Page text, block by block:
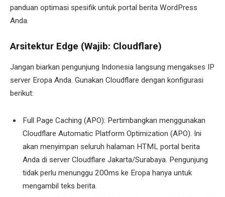
panduan optimasi spesifik untuk portal berita WordPress
Anda.
Arsitektur Edge (Wajib: Cloudflare)
Jangan biarkan pengunjung Indonesia langsung mengakses IP
server Eropa Anda. Gunakan Cloudflare dengan konfigurasi
berikut:
Full Page Caching (APO): Pertimbangkan menggunakan
Cloudflare Automatic Platform Optimization (APO). Ini
akan menyimpan seluruh halaman HTML portal berita
Anda di server Cloudflare Jakarta/Surabaya. Pengunjung
tidak perlu menunggu 200ms ke Eropa hanya untuk
mengambil teks berita.